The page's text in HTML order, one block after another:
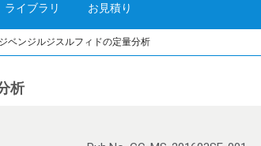
ライブラリ お見積り
ベンジルジスルフィドの定量分析
析